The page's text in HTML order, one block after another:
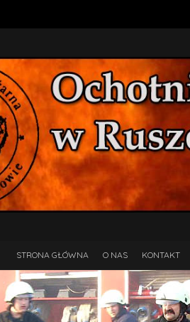
STRONA GŁÓWNA O NAS KONTAKT